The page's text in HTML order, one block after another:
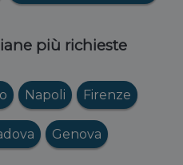
più richieste
Napoli Firenze
Genova